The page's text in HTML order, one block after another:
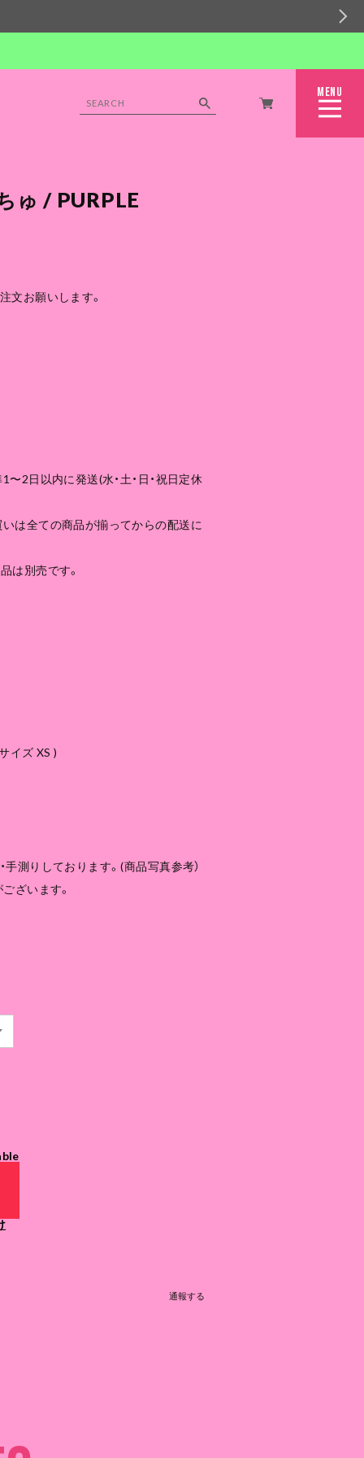
MENU
CLOSE
ゅ / PURPLE
文お願いします。
2日以内に発送(水・土・日・祝日定休
は全ての商品が揃ってからの配送に
は別売です。
イズ XS )
測りしております。(商品写真参考）
ざいます。
通報する